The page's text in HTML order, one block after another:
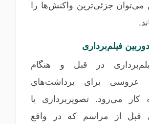
جزئی‌ترین واکنش‌ها را
فیلم‌برداری
در قبل و هنگام
عروسی برای برداشت‌های
کار می‌رود. تصویربرداری یا
قبل از مراسم که در واقع